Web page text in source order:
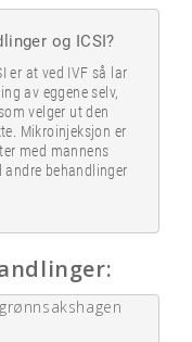
og ICSI?
er at ved IVF så lar
av eggene selv,
velger ut den
Mikroinjeksjon er
med mannens
behandlinger